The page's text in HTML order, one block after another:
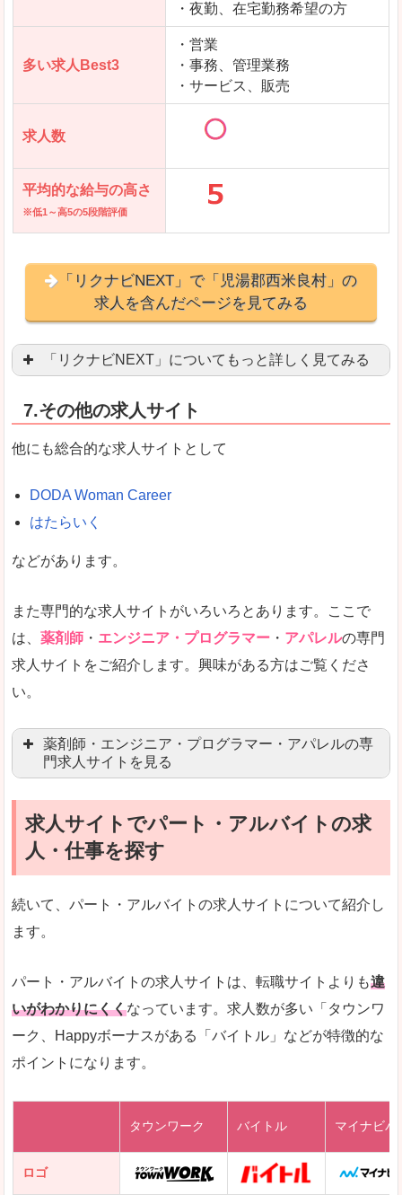
・夜勤、在宅勤務希望の方
多い求人Best3
・営業
・事務、管理業務
・サービス、販売
求人数
平均的な給与の高さ
※低1～高5の5段階評価
「リクナビNEXT」で「児湯郡西米良村」の
求人を含んだページを見てみる
「リクナビNEXT」についてもっと詳しく見てみる
良いところ
悪いところ
未経験 未経験の求人もあります
営業職を探している方にとっては、有利なサイト
検索人気キーワードの上位が「40代」「50代」
使いやすさ
文字が大きくて見やすいです。
求人を含んだページを見てみる
7.その他の求人サイト
他にも総合的な求人サイトとして
DODA Woman Career
はたらいく
などがあります。
また専門的な求人サイトがいろいろとあります。ここで
は、 薬剤師 ・ エンジニア・プログラマー ・ アパレルの専門
求人サイトをご紹介します。興味がある方はご覧くださ
い。
薬剤師・エンジニア・プログラマー・アパレルの専
門求人サイトを見る
マイナビ薬剤師
リクナビ薬剤師
ファルマスタッフ
薬キャリ(エムスリー)
ファーマキャリア
レバテックキャリア
DODAエンジニア IT
求人サイトでパート・アルバイトの求
人・仕事を探す
続いて、パート・アルバイトの求人サイトについて紹介し
ます。
パート・アルバイトの求人サイトは、転職サイトよりも違
いがわかりにくくなっています。求人数が多い「タウンワ
ーク、Happyボーナスがある「バイトル」などが特徴的な
ポイントになります。
タウンワーク バイトル マイナビバ
ロゴ